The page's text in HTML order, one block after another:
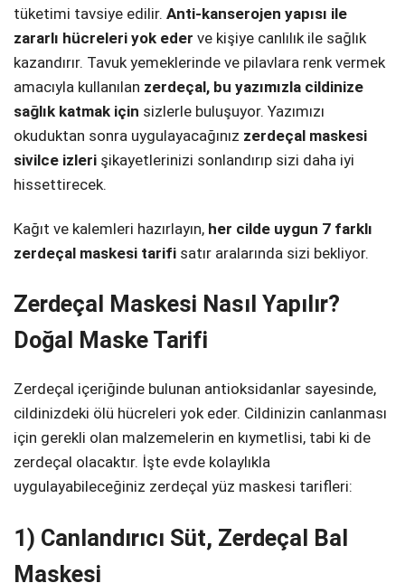
tüketimi tavsiye edilir. Anti-kanserojen yapısı ile
zararlı hücreleri yok eder ve kişiye canlılık ile sağlık
kazandırır. Tavuk yemeklerinde ve pilavlara renk vermek
amacıyla kullanılan zerdeçal, bu yazımızla cildinize
sağlık katmak için sizlerle buluşuyor. Yazımızı
okuduktan sonra uygulayacağınız zerdeçal maskesi
sivilce izleri şikayetlerinizi sonlandırıp sizi daha iyi
hissettirecek.
Kağıt ve kalemleri hazırlayın, her cilde uygun 7 farklı
zerdeçal maskesi tarifi satır aralarında sizi bekliyor.
Zerdeçal Maskesi Nasıl Yapılır?
Doğal Maske Tarifi
Zerdeçal içeriğinde bulunan antioksidanlar sayesinde,
cildinizdeki ölü hücreleri yok eder. Cildinizin canlanması
için gerekli olan malzemelerin en kıymetlisi, tabi ki de
zerdeçal olacaktır. İşte evde kolaylıkla
uygulayabileceğiniz zerdeçal yüz maskesi tarifleri:
1) Canlandırıcı Süt, Zerdeçal Bal
Maskesi